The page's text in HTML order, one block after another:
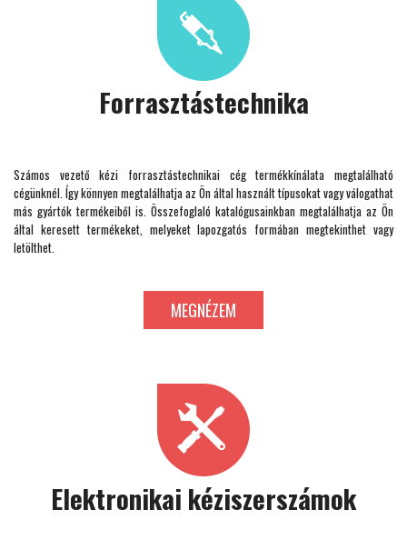
Forrasztástechnika
Számos vezető kézi forrasztástechnikai cég termékkínálata megtalálható
cégünknél. Így könnyen megtalálhatja az Ön által használt típusokat vagy válogathat
más gyártók termékeiből is. Összefoglaló katalógusainkban megtalálhatja az Ön
által keresett termékeket, melyeket lapozgatós formában megtekinthet vagy
letölthet.
MEGNÉZEM
Elektronikai kéziszerszámok